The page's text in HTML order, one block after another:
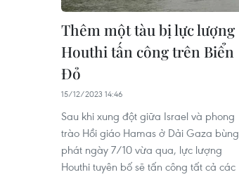
Thêm một tàu bị lực lượng
Houthi tấn công trên Biển
Đỏ
15/12/2023 14:46
Sau khi xung đột giữa Israel và phong
trào Hồi giáo Hamas ở Dải Gaza bùng
phát ngày 7/10 vừa qua, lực lượng
Houthi tuyên bố sẽ tấn công tất cả các